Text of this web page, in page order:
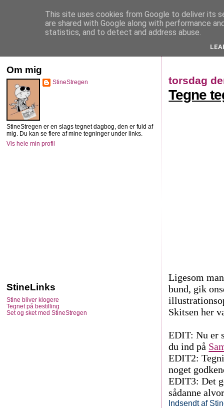
StineStregen
torsdag
Tegne
Ligesom
bund, gik
Skitsen her
EDIT: Nu er
du ind på
EDIT2:
noget
EDIT3: Det
sådanne
Indsendt af
Om mig
StineStregen
StineStregen er en slags tegnet dagbog, den er fuld af
mig. Du kan se flere af mine tegninger under links.
Vis hele min profil
StineLinks
Stine bliver klogere
Tegnet på bestilling
Set og sket med StineStregen
This site uses cookies from Google to deliver its
are shared with Google along with performance
statistics, and to detect and address abuse.